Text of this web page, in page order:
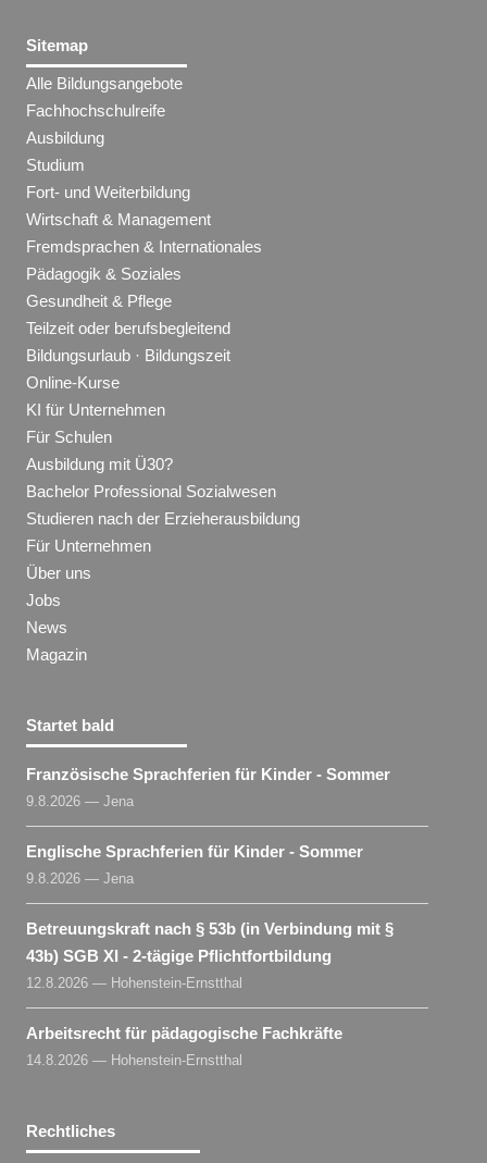
Sitemap
Alle Bildungsangebote
Fachhochschulreife
Ausbildung
Studium
Fort- und Weiterbildung
Wirtschaft & Management
Fremdsprachen & Internationales
Pädagogik & Soziales
Gesundheit & Pflege
Teilzeit oder berufsbegleitend
Bildungsurlaub · Bildungszeit
Online-Kurse
KI für Unternehmen
Für Schulen
Ausbildung mit Ü30?
Bachelor Professional Sozialwesen
Studieren nach der Erzieherausbildung
Für Unternehmen
Über uns
Jobs
News
Magazin
Startet bald
Französische Sprachferien für Kinder - Sommer
9.8.2026 — Jena
Englische Sprachferien für Kinder - Sommer
9.8.2026 — Jena
Betreuungskraft nach § 53b (in Verbindung mit §
43b) SGB XI - 2-tägige Pflichtfortbildung
12.8.2026 — Hohenstein-Ernstthal
Arbeitsrecht für pädagogische Fachkräfte
14.8.2026 — Hohenstein-Ernstthal
Rechtliches